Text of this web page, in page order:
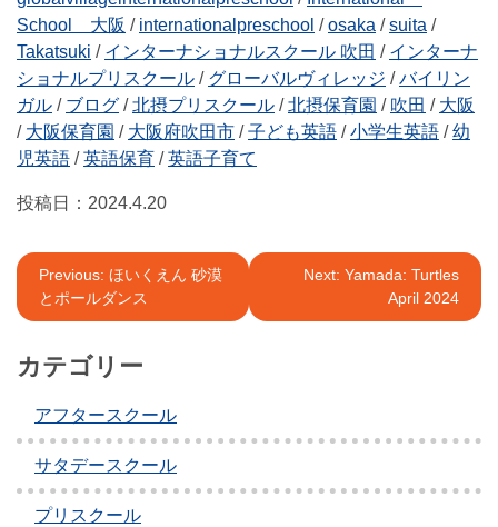
School 大阪 / internationalpreschool /osaka /suita /
Takatsuki / インターナショナルスクール 吹田 / インターナ
ショナルプリスクール / グローバルヴィレッジ /バイリン
ガル / ブログ /北摂プリスクール /北摂保育園 / 吹田 / 大阪
/ 大阪保育園 / 大阪府吹田市 /子ども英語 /小学生英語 /幼
児英語 /英語保育 /英語子育て
投稿日： 2024.4.20
投
稿
ナ
ゲ
ー
シ
Previous: ほいくえん 砂漠
とポールダンス
Next: Yamada: Turtles
April 2024
カテゴリー
アフタースクール
サタデースクール
プリスクール